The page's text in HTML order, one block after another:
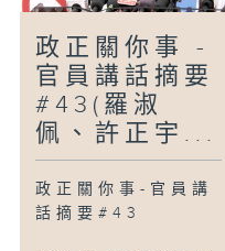
政正關你事 -
官員講話摘要
#43(羅淑
佩、許正宇...
政正關你事-官員講
話摘要#43